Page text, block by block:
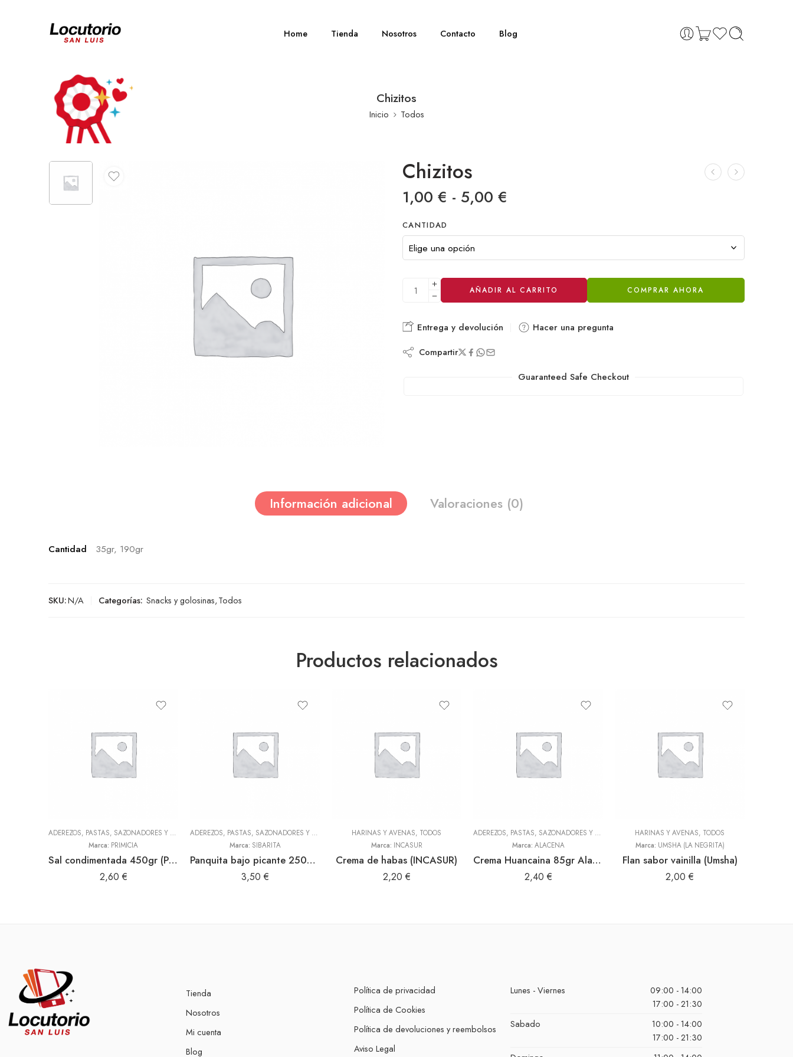
Home Tienda Nosotros Contacto Blog
Chizitos
Inicio Todos
Chizitos
1,00 € - 5,00 €
CANTIDAD
AÑADIR AL CARRITO COMPRAR AHORA
Entrega y devolución Hacer una pregunta
Compartir
Guaranteed Safe Checkout
Información adicional Valoraciones (0)
Cantidad 35gr, 190gr
SKU:N/A Categorías: Snacks y golosinas,Todos
Productos relacionados
ADEREZOS, PASTAS, SAZONADORES Y CONDIMENTOS ,TODOS
Marca: PRIMICIA
Sal condimentada 450gr (Primicia)
2,60 €
ADEREZOS, PASTAS, SAZONADORES Y CONDIMENTOS ,TODOS
Marca: SIBARITA
Panquita bajo picante 250gr (Sibarita)
3,50 €
HARINAS Y AVENAS, TODOS
Marca: INCASUR
Crema de habas (INCASUR)
2,20 €
ADEREZOS, PASTAS, SAZONADORES Y CONDIMENTOS ,TODOS
Marca: ALACENA
Crema Huancaina 85gr Alacena
2,40 €
HARINAS Y AVENAS, TODOS
Marca: UMSHA (LA NEGRITA)
Flan sabor vainilla (Umsha)
2,00 €
Tienda
Nosotros
Mi cuenta
Blog
Política de privacidad
Política de Cookies
Política de devoluciones y reembolsos
Aviso Legal
Lunes - Viernes
09:00 - 14:00
17:00 - 21:30
Sabado
10:00 - 14:00
17:00 - 21:30